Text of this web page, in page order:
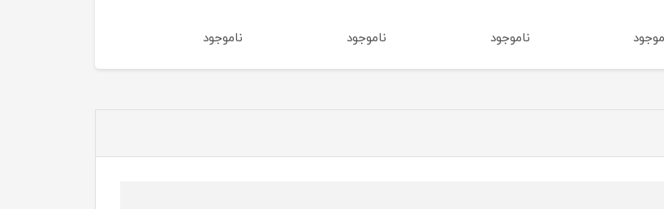
ناموجود ناموجود ناموجود ناموجود